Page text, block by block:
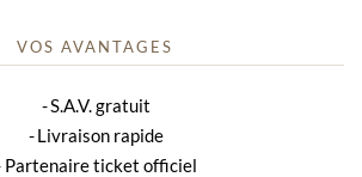
VOS AVANTAGES
S.A.V. gratuit
Livraison rapide
Partenaire ticket officiel